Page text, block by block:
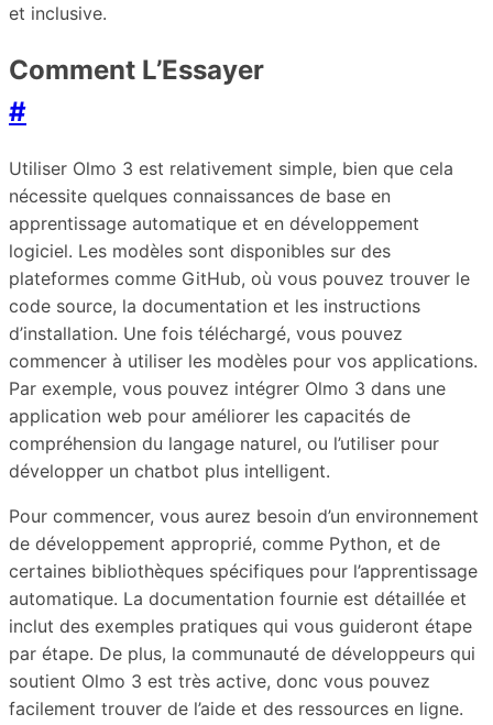
et inclusive.
Comment L’Essayer
#
Utiliser Olmo 3 est relativement simple, bien que cela
nécessite quelques connaissances de base en
apprentissage automatique et en développement
logiciel. Les modèles sont disponibles sur des
plateformes comme GitHub, où vous pouvez trouver le
code source, la documentation et les instructions
d’installation. Une fois téléchargé, vous pouvez
commencer à utiliser les modèles pour vos applications.
Par exemple, vous pouvez intégrer Olmo 3 dans une
application web pour améliorer les capacités de
compréhension du langage naturel, ou l’utiliser pour
développer un chatbot plus intelligent.
Pour commencer, vous aurez besoin d’un environnement
de développement approprié, comme Python, et de
certaines bibliothèques spécifiques pour l’apprentissage
automatique. La documentation fournie est détaillée et
inclut des exemples pratiques qui vous guideront étape
par étape. De plus, la communauté de développeurs qui
soutient Olmo 3 est très active, donc vous pouvez
facilement trouver de l’aide et des ressources en ligne.